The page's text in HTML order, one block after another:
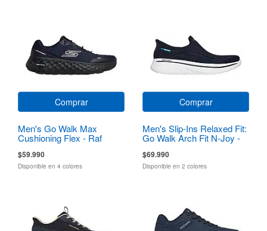
Comprar
Men's Go Walk Max
Cushioning Flex - Raf
$59.990
Disponible en 4 colores
Comprar
Men's Slip-Ins Relaxed Fit:
Go Walk Arch Fit N-Joy -
$69.990
Disponible en 2 colores